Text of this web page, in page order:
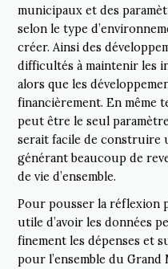
municipaux et des
selon le type
créer. Ainsi des
difficultés à maintenir les
alors que les
financièrement. En même
peut être le seul
serait facile de construire
générant beaucoup de
de vie d’ensemble.
Pour pousser la réflexion
utile d’avoir les données
finement les dépenses et
pour l’ensemble du Grand